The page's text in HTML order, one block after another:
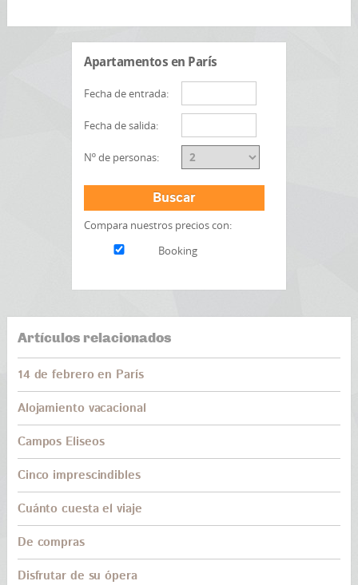
Apartamentos en París
Fecha de entrada:
Fecha de salida:
Nº de personas:
Buscar
Compara nuestros precios con:
Booking
Artículos relacionados
14 de febrero en París
Alojamiento vacacional
Campos Eliseos
Cinco imprescindibles
Cuánto cuesta el viaje
De compras
Disfrutar de su ópera